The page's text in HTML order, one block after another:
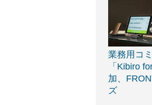
業務用コ
「Kibiro
加、
ズ